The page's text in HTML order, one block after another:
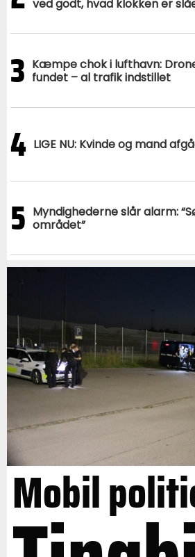
ved godt, hvad klokken er
3 Kæmpe chok i lufthavn:
fundet – al trafik indstillet
4 LIGE NU: Kvinde og mand
5 Myndighederne slår alarm:
området”
Mobil